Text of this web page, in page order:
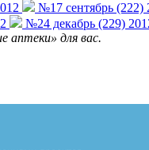
№17 сентябрь (222)
№24 декабрь (229)
аптеки» для вас.